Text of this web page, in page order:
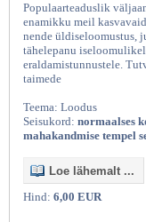
Kasutatud
Populaarteaduslik
enamikku meil
nende üldiseloomustus,
tähelepanu
eraldamistunnustele.
taimede
Teema: Loodus
Seisukord: normaalses
mahakandmise tempel
Loe lähemalt ...
Hind: 6,00 EUR